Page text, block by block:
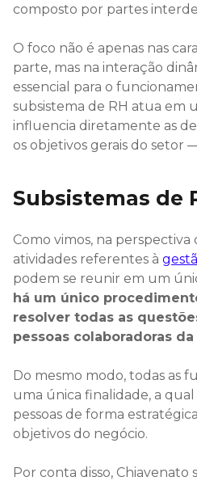
composto por partes
O foco não é apenas nas
parte, mas na interação
essencial para o
subsistema de RH atua em
influencia diretamente as
os objetivos gerais do setor
Subsistemas de
Como vimos, na perspectiva
atividades referentes à
podem se reunir em um
há um único
resolver todas as
pessoas colaboradoras
Do mesmo modo, todas as
uma única finalidade, a qual
pessoas de forma
objetivos do negócio.
Por conta disso, Chiavenato